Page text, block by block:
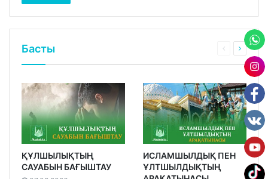
Басты
ҚҰЛШЫЛЫҚТЫҢ
САУАБЫН БАҒЫШТАУ
ИСЛАМШЫЛДЫҚ ПЕН
ҰЛТШЫЛДЫҚТЫҢ